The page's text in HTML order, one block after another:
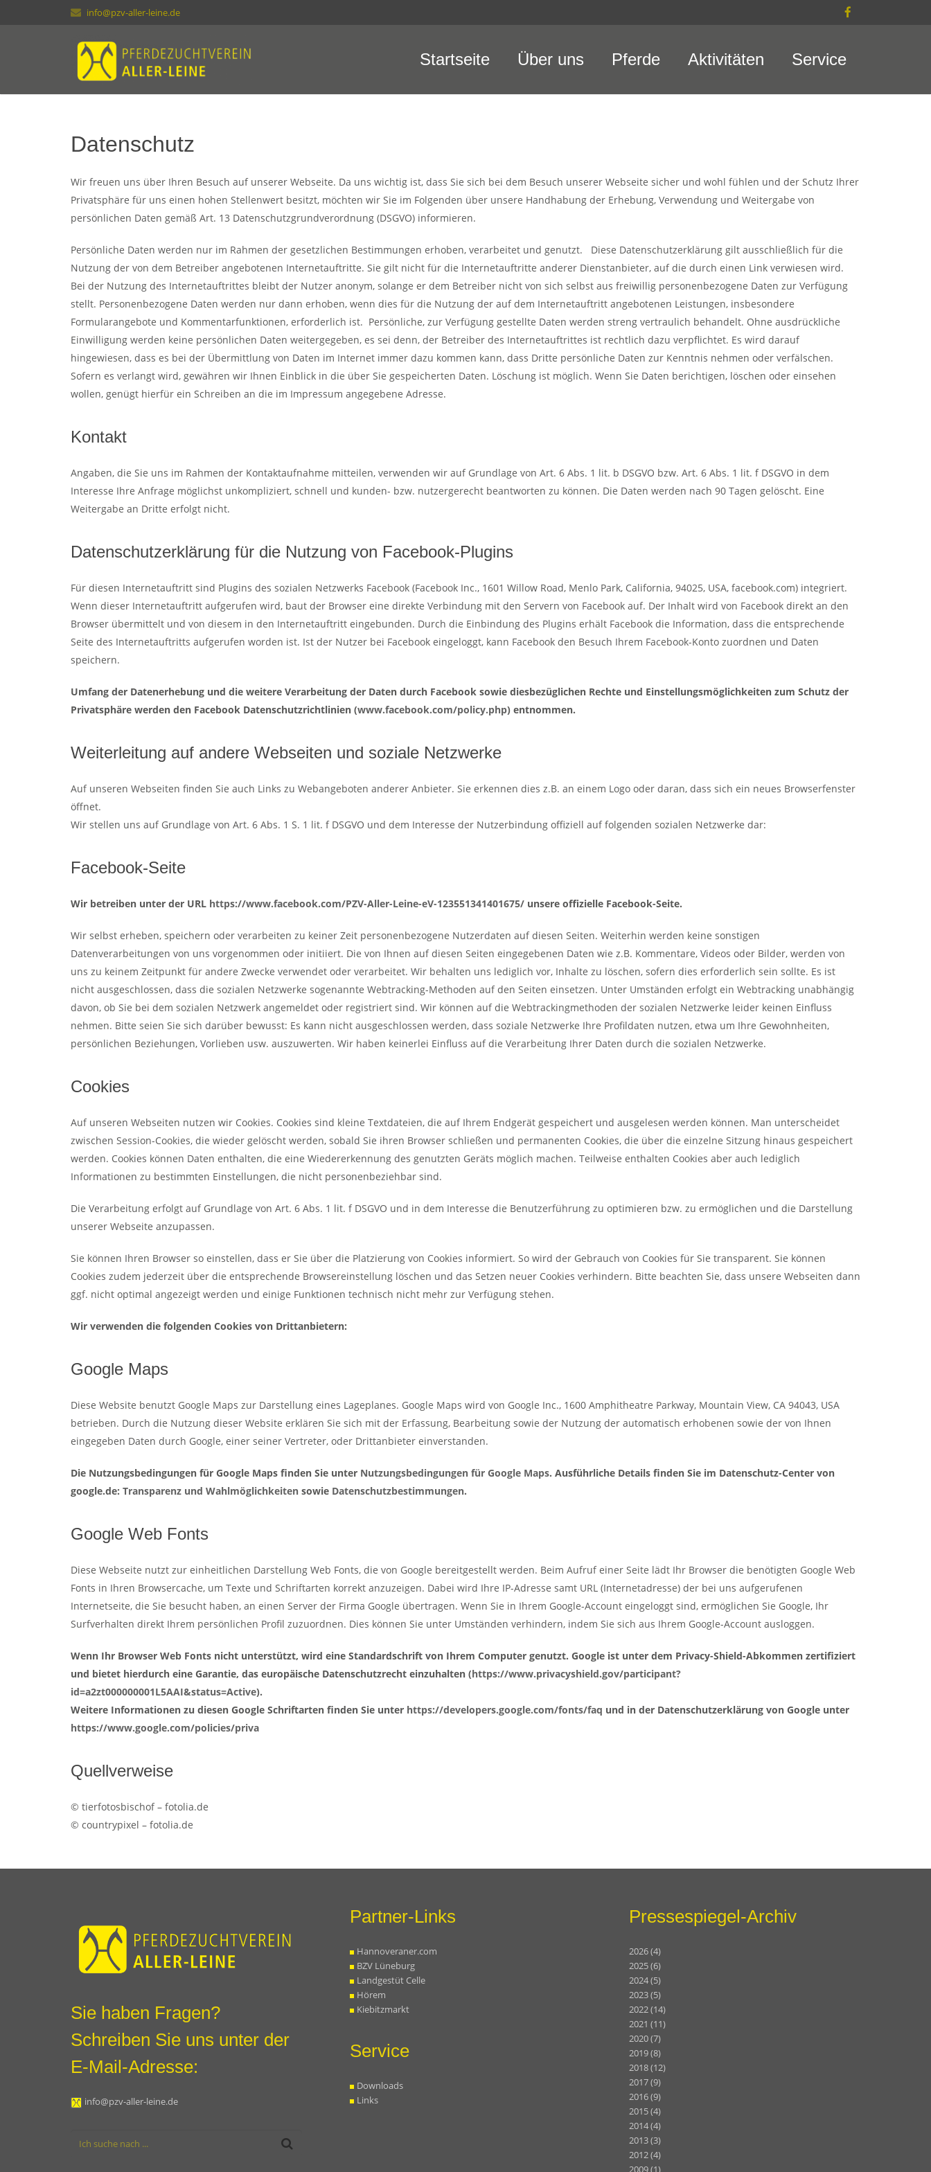
info@pzv-aller-leine.de
Startseite Über uns Pferde Aktivitäten Service
Datenschutz
Wir freuen uns über Ihren Besuch auf unserer Webseite. Da uns wichtig ist, dass Sie sich bei dem Besuch unserer Webseite sicher und wohl fühlen und der Schutz Ihrer
Privatsphäre für uns einen hohen Stellenwert besitzt, möchten wir Sie im Folgenden über unsere Handhabung der Erhebung, Verwendung und Weitergabe von
persönlichen Daten gemäß Art. 13 Datenschutzgrundverordnung (DSGVO) informieren.
Persönliche Daten werden nur im Rahmen der gesetzlichen Bestimmungen erhoben, verarbeitet und genutzt. Diese Datenschutzerklärung gilt ausschließlich für die
Nutzung der von dem Betreiber angebotenen Internetauftritte. Sie gilt nicht für die Internetauftritte anderer Dienstanbieter, auf die durch einen Link verwiesen wird.
Bei der Nutzung des Internetauftrittes bleibt der Nutzer anonym, solange er dem Betreiber nicht von sich selbst aus freiwillig personenbezogene Daten zur Verfügung
stellt. Personenbezogene Daten werden nur dann erhoben, wenn dies für die Nutzung der auf dem Internetauftritt angebotenen Leistungen, insbesondere
Formularangebote und Kommentarfunktionen, erforderlich ist. Persönliche, zur Verfügung gestellte Daten werden streng vertraulich behandelt. Ohne ausdrückliche
Einwilligung werden keine persönlichen Daten weitergegeben, es sei denn, der Betreiber des Internetauftrittes ist rechtlich dazu verpflichtet. Es wird darauf
hingewiesen, dass es bei der Übermittlung von Daten im Internet immer dazu kommen kann, dass Dritte persönliche Daten zur Kenntnis nehmen oder verfälschen.
Sofern es verlangt wird, gewähren wir Ihnen Einblick in die über Sie gespeicherten Daten. Löschung ist möglich. Wenn Sie Daten berichtigen, löschen oder einsehen
wollen, genügt hierfür ein Schreiben an die im Impressum angegebene Adresse.
Kontakt
Angaben, die Sie uns im Rahmen der Kontaktaufnahme mitteilen, verwenden wir auf Grundlage von Art. 6 Abs. 1 lit. b DSGVO bzw. Art. 6 Abs. 1 lit. f DSGVO in dem
Interesse Ihre Anfrage möglichst unkompliziert, schnell und kunden- bzw. nutzergerecht beantworten zu können. Die Daten werden nach 90 Tagen gelöscht. Eine
Weitergabe an Dritte erfolgt nicht.
Datenschutzerklärung für die Nutzung von Facebook-Plugins
Für diesen Internetauftritt sind Plugins des sozialen Netzwerks Facebook (Facebook Inc., 1601 Willow Road, Menlo Park, California, 94025, USA, facebook.com) integriert.
Wenn dieser Internetauftritt aufgerufen wird, baut der Browser eine direkte Verbindung mit den Servern von Facebook auf. Der Inhalt wird von Facebook direkt an den
Browser übermittelt und von diesem in den Internetauftritt eingebunden. Durch die Einbindung des Plugins erhält Facebook die Information, dass die entsprechende
Seite des Internetauftritts aufgerufen worden ist. Ist der Nutzer bei Facebook eingeloggt, kann Facebook den Besuch Ihrem Facebook-Konto zuordnen und Daten
speichern.
Umfang der Datenerhebung und die weitere Verarbeitung der Daten durch Facebook sowie diesbezüglichen Rechte und Einstellungsmöglichkeiten zum Schutz der
Privatsphäre werden den Facebook Datenschutzrichtlinien (www.facebook.com/policy.php) entnommen.
Weiterleitung auf andere Webseiten und soziale Netzwerke
Auf unseren Webseiten finden Sie auch Links zu Webangeboten anderer Anbieter. Sie erkennen dies z.B. an einem Logo oder daran, dass sich ein neues Browserfenster
öffnet.
Wir stellen uns auf Grundlage von Art. 6 Abs. 1 S. 1 lit. f DSGVO und dem Interesse der Nutzerbindung offiziell auf folgenden sozialen Netzwerke dar:
Facebook-Seite
Wir betreiben unter der URL https://www.facebook.com/PZV-Aller-Leine-eV-123551341401675/ unsere offizielle Facebook-Seite.
Wir selbst erheben, speichern oder verarbeiten zu keiner Zeit personenbezogene Nutzerdaten auf diesen Seiten. Weiterhin werden keine sonstigen
Datenverarbeitungen von uns vorgenommen oder initiiert. Die von Ihnen auf diesen Seiten eingegebenen Daten wie z.B. Kommentare, Videos oder Bilder, werden von
uns zu keinem Zeitpunkt für andere Zwecke verwendet oder verarbeitet. Wir behalten uns lediglich vor, Inhalte zu löschen, sofern dies erforderlich sein sollte. Es ist
nicht ausgeschlossen, dass die sozialen Netzwerke sogenannte Webtracking-Methoden auf den Seiten einsetzen. Unter Umständen erfolgt ein Webtracking unabhängig
davon, ob Sie bei dem sozialen Netzwerk angemeldet oder registriert sind. Wir können auf die Webtrackingmethoden der sozialen Netzwerke leider keinen Einfluss
nehmen. Bitte seien Sie sich darüber bewusst: Es kann nicht ausgeschlossen werden, dass soziale Netzwerke Ihre Profildaten nutzen, etwa um Ihre Gewohnheiten,
persönlichen Beziehungen, Vorlieben usw. auszuwerten. Wir haben keinerlei Einfluss auf die Verarbeitung Ihrer Daten durch die sozialen Netzwerke.
Cookies
Auf unseren Webseiten nutzen wir Cookies. Cookies sind kleine Textdateien, die auf Ihrem Endgerät gespeichert und ausgelesen werden können. Man unterscheidet
zwischen Session-Cookies, die wieder gelöscht werden, sobald Sie ihren Browser schließen und permanenten Cookies, die über die einzelne Sitzung hinaus gespeichert
werden. Cookies können Daten enthalten, die eine Wiedererkennung des genutzten Geräts möglich machen. Teilweise enthalten Cookies aber auch lediglich
Informationen zu bestimmten Einstellungen, die nicht personenbeziehbar sind.
Die Verarbeitung erfolgt auf Grundlage von Art. 6 Abs. 1 lit. f DSGVO und in dem Interesse die Benutzerführung zu optimieren bzw. zu ermöglichen und die Darstellung
unserer Webseite anzupassen.
Sie können Ihren Browser so einstellen, dass er Sie über die Platzierung von Cookies informiert. So wird der Gebrauch von Cookies für Sie transparent. Sie können
Cookies zudem jederzeit über die entsprechende Browsereinstellung löschen und das Setzen neuer Cookies verhindern. Bitte beachten Sie, dass unsere Webseiten dann
ggf. nicht optimal angezeigt werden und einige Funktionen technisch nicht mehr zur Verfügung stehen.
Wir verwenden die folgenden Cookies von Drittanbietern:
Google Maps
Diese Website benutzt Google Maps zur Darstellung eines Lageplanes. Google Maps wird von Google Inc., 1600 Amphitheatre Parkway, Mountain View, CA 94043, USA
betrieben. Durch die Nutzung dieser Website erklären Sie sich mit der Erfassung, Bearbeitung sowie der Nutzung der automatisch erhobenen sowie der von Ihnen
eingegeben Daten durch Google, einer seiner Vertreter, oder Drittanbieter einverstanden.
Die Nutzungsbedingungen für Google Maps finden Sie unter Nutzungsbedingungen für Google Maps. Ausführliche Details finden Sie im Datenschutz-Center von
google.de: Transparenz und Wahlmöglichkeiten sowie Datenschutzbestimmungen.
Google Web Fonts
Diese Webseite nutzt zur einheitlichen Darstellung Web Fonts, die von Google bereitgestellt werden. Beim Aufruf einer Seite lädt Ihr Browser die benötigten Google Web
Fonts in Ihren Browsercache, um Texte und Schriftarten korrekt anzuzeigen. Dabei wird Ihre IP-Adresse samt URL (Internetadresse) der bei uns aufgerufenen
Internetseite, die Sie besucht haben, an einen Server der Firma Google übertragen. Wenn Sie in Ihrem Google-Account eingeloggt sind, ermöglichen Sie Google, Ihr
Surfverhalten direkt Ihrem persönlichen Profil zuzuordnen. Dies können Sie unter Umständen verhindern, indem Sie sich aus Ihrem Google-Account ausloggen.
Wenn Ihr Browser Web Fonts nicht unterstützt, wird eine Standardschrift von Ihrem Computer genutzt. Google ist unter dem Privacy-Shield-Abkommen zertifiziert
und bietet hierdurch eine Garantie, das europäische Datenschutzrecht einzuhalten (https://www.privacyshield.gov/participant?
id=a2zt000000001L5AAI&status=Active).
Weitere Informationen zu diesen Google Schriftarten finden Sie unter https://developers.google.com/fonts/faq und in der Datenschutzerklärung von Google unter
https://www.google.com/policies/priva
Quellverweise
© tierfotosbischof – fotolia.de
© countrypixel – fotolia.de
Sie haben Fragen?
Schreiben Sie uns unter der
E-Mail-Adresse:
info@pzv-aller-leine.de
Partner-Links
Hannoveraner.com
BZV Lüneburg
Landgestüt Celle
Hörem
Kiebitzmarkt
Service
Downloads
Links
Pressespiegel-Archiv
2026(4)
2025(6)
2024(5)
2023(5)
2022(14)
2021 (11)
2020(7)
2019(8)
2018(12)
2017(9)
2016(9)
2015(4)
2014(4)
2013(3)
2012(4)
2009(1)